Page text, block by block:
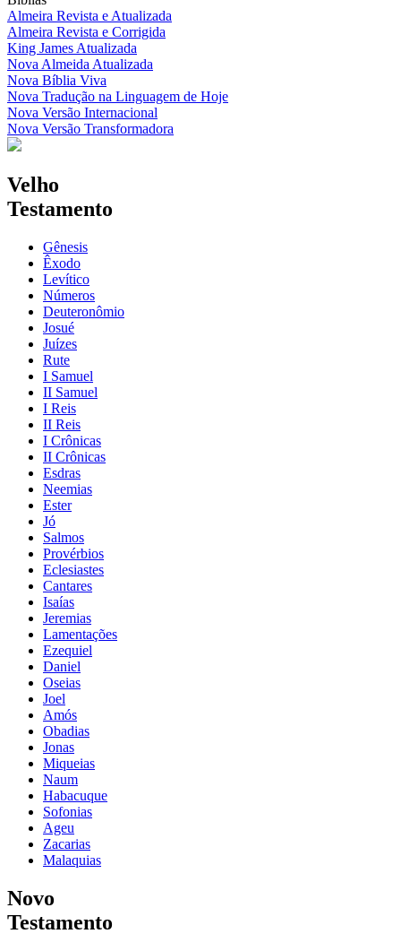
Almeira Revista e Atualizada
Almeira Revista e Corrigida
King James Atualizada
Nova Almeida Atualizada
Nova Bíblia Viva
Nova Tradução na Linguagem de Hoje
Nova Versão Internacional
Nova Versão Transformadora
Velho
Testamento
Gênesis
Êxodo
Levítico
Números
Deuteronômio
Josué
Juízes
Rute
I Samuel
II Samuel
I Reis
II Reis
I Crônicas
II Crônicas
Esdras
Neemias
Ester
Jó
Salmos
Provérbios
Eclesiastes
Cantares
Isaías
Jeremias
Lamentações
Ezequiel
Daniel
Oseias
Joel
Amós
Obadias
Jonas
Miqueias
Naum
Habacuque
Sofonias
Ageu
Zacarias
Malaquias
Novo
Testamento